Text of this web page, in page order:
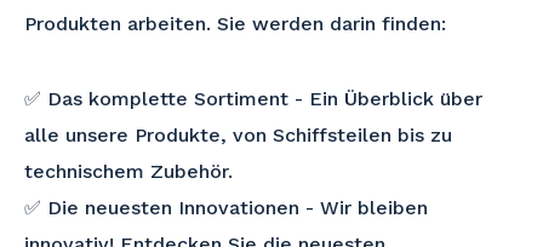
Produkten arbeiten. Sie werden darin finden:
✅ Das komplette Sortiment - Ein Überblick über
alle unsere Produkte, von Schiffsteilen bis zu
technischem Zubehör.
✅ Die neuesten Innovationen - Wir bleiben